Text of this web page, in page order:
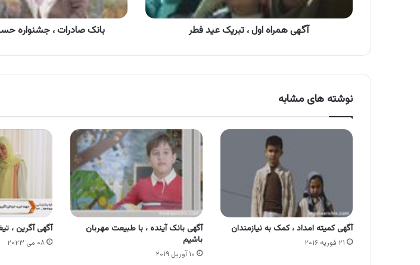
آگهی همراه اول ، تبریک عید فطر بانک صادرات ، جشنواره
نوشته های مشابه
آگهی کمیته امداد ، کمک به نیازمندان
۲۱ فوریه ۲۰۱۶
آگهی بانک آینده ، با طبیعت مهربان
باشیم
۱۰ آوریل ۲۰۱۹
آگهی آگرین ،
۰۸ می ۲۰۲۳